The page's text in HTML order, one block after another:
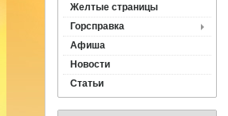
Желтые страницы
Горсправка
Афиша
Новости
Статьи